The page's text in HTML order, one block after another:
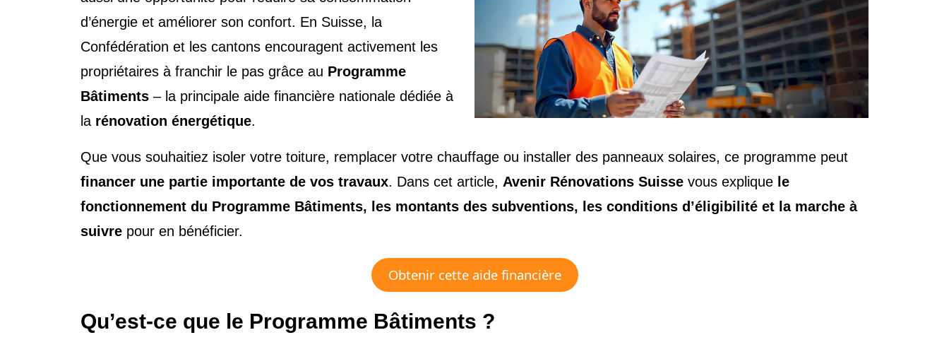
d’énergie et améliorer son confort. En Suisse, la
Confédération et les cantons encouragent activement les
propriétaires à franchir le pas grâce au Programme
Bâtiments – la principale aide financière nationale dédiée à
la rénovation énergétique.
Que vous souhaitiez isoler votre toiture, remplacer votre chauffage ou installer des panneaux solaires, ce programme peut
financer une partie importante de vos travaux. Dans cet article, Avenir Rénovations Suisse vous explique le
fonctionnement du Programme Bâtiments, les montants des subventions, les conditions d’éligibilité et la marche à
suivre pour en bénéficier.
Obtenir cette aide financière
Qu’est-ce que le Programme Bâtiments ?